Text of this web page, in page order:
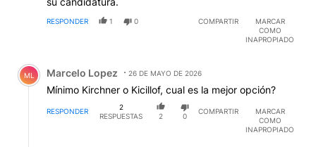
RESPONDER 1 0 COMPARTIR
MARCAR
COMO
INAPROPIADO
Comentario de Marcelo Lopez.
ML Marcelo Lopez 26 DE MAYO DE 2026
Mínimo Kirchner o Kicillof, cual es la mejor opción?
RESPONDER
2
RESPUESTAS
2 0
COMPARTIR
MARCAR
COMO
INAPROPIADO